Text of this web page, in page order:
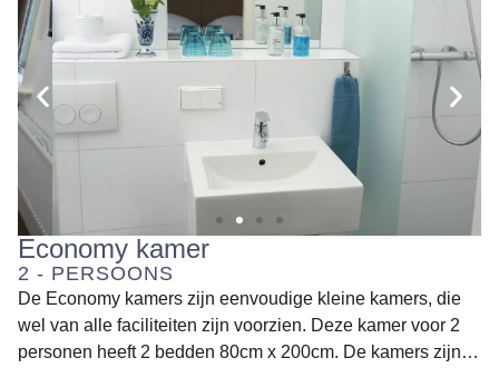
Economy kamer
2 - PERSOONS
De Economy kamers zijn eenvoudige kleine kamers, die
wel van alle faciliteiten zijn voorzien. Deze kamer voor 2
personen heeft 2 bedden 80cm x 200cm. De kamers zijn